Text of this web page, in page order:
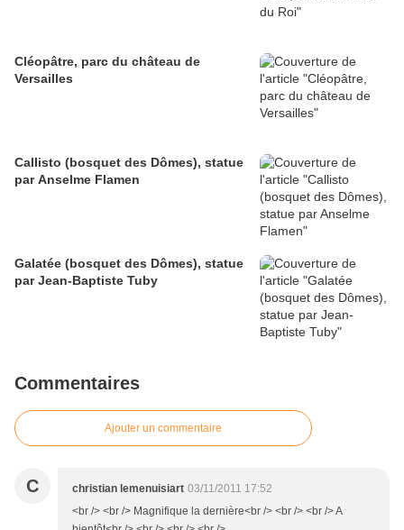
Cléopâtre, parc du château de
Versailles
Callisto (bosquet des Dômes), statue
par Anselme Flamen
Galatée (bosquet des Dômes), statue
par Jean-Baptiste Tuby
Commentaires
Ajouter un commentaire
C christian lemenuisiart 03/11/2011 17:52
<br /> <br /> Magnifique la dernière<br /> <br /> <br /> A